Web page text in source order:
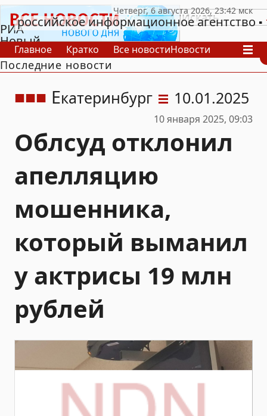
РИА
Новый
День
российское информационное агентство
Главное Кратко Все новостиНовости
В России
В мире
Последние новости
Екатеринбург 10.01.2025
10 января 2025, 09:03
Облсуд отклонил
апелляцию
мошенника,
который выманил
у актрисы 19 млн
рублей